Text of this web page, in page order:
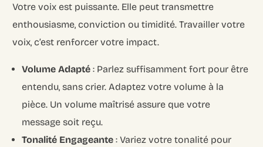
Votre voix est puissante. Elle peut transmettre
enthousiasme, conviction ou timidité. Travailler votre
voix, c’est renforcer votre impact.
Volume Adapté : Parlez suffisamment fort pour être
entendu, sans crier. Adaptez votre volume à la
pièce. Un volume maîtrisé assure que votre
message soit reçu.
Tonalité Engageante : Variez votre tonalité pour